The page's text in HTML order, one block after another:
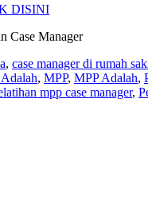
DISINI
, case manager di rumah
, MPP, MPP Adalah,
mpp case manager,